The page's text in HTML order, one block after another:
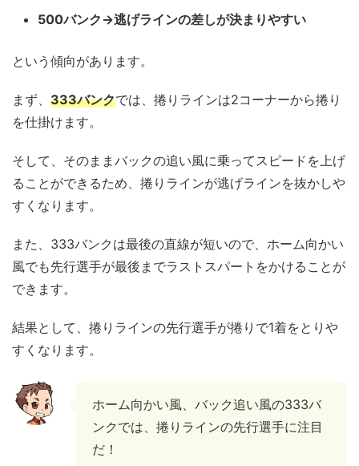
500バンク→逃げラインの差しが決まりやすい
という傾向があります。
まず、 333バンクでは、捲りラインは2コーナーから捲り
を仕掛けます。
そして、そのままバックの追い風に乗ってスピードを上げ
ることができるため、捲りラインが逃げラインを抜かしや
すくなります。
また、333バンクは最後の直線が短いので、ホーム向かい
風でも先行選手が最後までラストスパートをかけることが
できます。
結果として、捲りラインの先行選手が捲りで1着をとりや
すくなります。
ホーム向かい風、バック追い風の333バ
ンクでは、捲りラインの先行選手に注目
だ！